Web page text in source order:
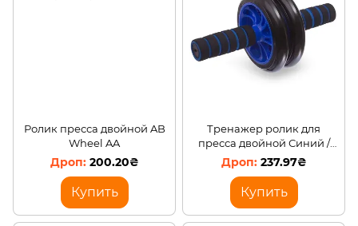
Ролик пресса двойной AB
Wheel AA
200.20₴
Купить
Тренажер ролик для
пресса двойной Синий /
Х26
237.97₴
Купить